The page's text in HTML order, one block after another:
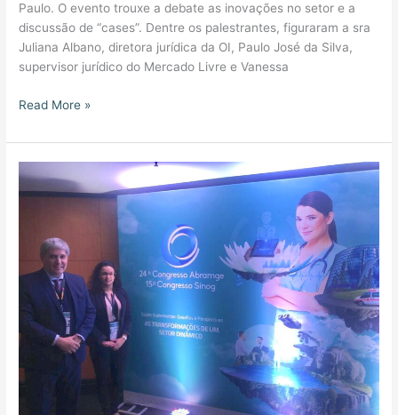
Paulo. O evento trouxe a debate as inovações no setor e a
discussão de “cases”. Dentre os palestrantes, figuraram a sra
Juliana Albano, diretora jurídica da OI, Paulo José da Silva,
supervisor jurídico do Mercado Livre e Vanessa
Read More »
Saúde
Suplementar-
Abramge
Congresso
Sinog